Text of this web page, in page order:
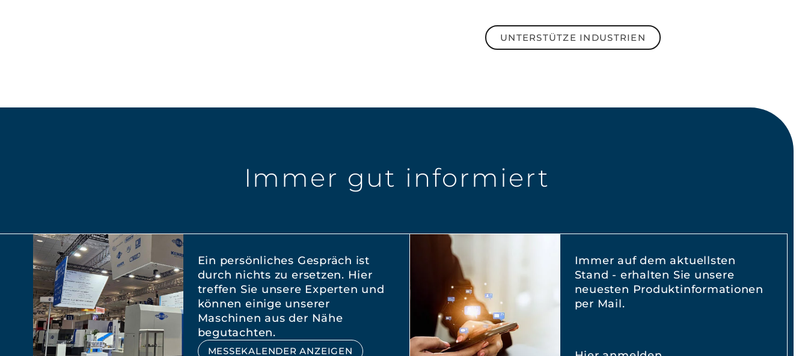
UNTERSTÜTZE INDUSTRIEN
Immer gut informiert
Ein persönliches Gespräch ist
durch nichts zu ersetzen. Hier
treffen Sie unsere Experten und
können einige unserer
Maschinen aus der Nähe
begutachten.
MESSEKALENDER ANZEIGEN
Immer auf dem aktuellsten
Stand - erhalten Sie unsere
neuesten Produktinformationen
per Mail.